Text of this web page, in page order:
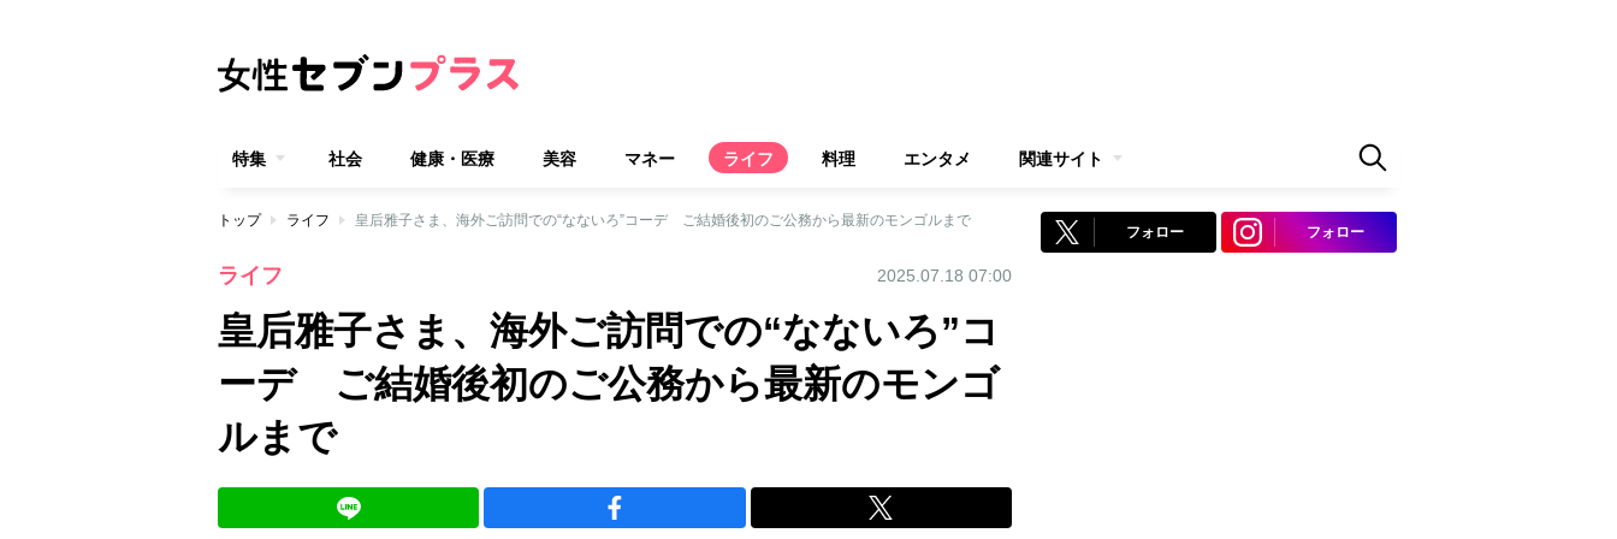
特集 社会 健康・医療 美容 マネー ライフ 料理 エンタメ 関連サイト
トップ ライフ 皇后雅子さま、海外ご訪問での“なないろ”コーデ ご結婚後初のご公務から最新のモンゴルまで
ライフ 2025.07.18 07:00
皇后雅子さま、海外ご訪問での“なないろ”コ
ーデ ご結婚後初のご公務から最新のモンゴ
ルまで
フォロー フォロー